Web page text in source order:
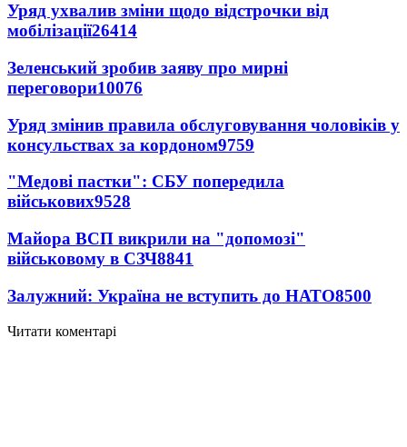
Уряд ухвалив зміни щодо відстрочки від
мобілізації26414
Зеленський зробив заяву про мирні
переговори10076
Уряд змінив правила обслуговування чоловіків у
консульствах за кордоном9759
"Медові пастки": СБУ попередила
військових9528
Майора ВСП викрили на "допомозі"
військовому в СЗЧ8841
Залужний: Україна не вступить до НАТО8500
Читати коментарі